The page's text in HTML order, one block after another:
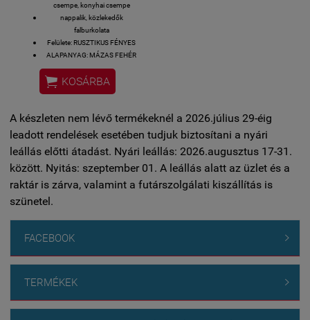
csempe, konyhai csempe
nappalik, közlekedők
falburkolata
Felülete: RUSZTIKUS FÉNYES
ALAPANYAG: MÁZAS FEHÉR
PORCELÁN ( különleges
minőség)
Méret: 6.5 x 20 cm
1 doboz - 38 db - 0,5 m2
MEGTEKINTHETŐ:
Csurgói út 15
 KOSÁRBA
A készleten nem lévő termékeknél a 2026.július 29-éig
leadott rendelések esetében tudjuk biztosítani a nyári
leállás előtti átadást. Nyári leállás: 2026.augusztus 17-31.
között. Nyitás: szeptember 01. A leállás alatt az üzlet és a
raktár is zárva, valamint a futárszolgálati kiszállítás is
szünetel.
FACEBOOK 
TERMÉKEK 